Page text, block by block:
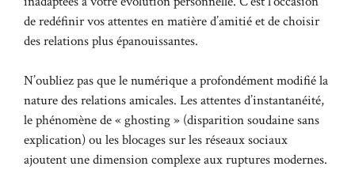
de redéfinir vos attentes en matière d’amitié et de choisir
des relations plus épanouissantes.
N’oubliez pas que le numérique a profondément modifié la
nature des relations amicales. Les attentes d’instantanéité,
le phénomène de « ghosting » (disparition soudaine sans
explication) ou les blocages sur les réseaux sociaux
ajoutent une dimension complexe aux ruptures modernes.